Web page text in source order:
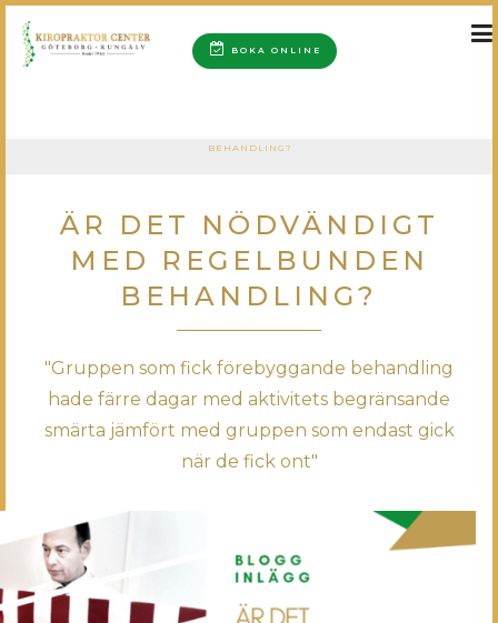
BOKA ONLINE
BEHANDLING?
ÄR DET NÖDVÄNDIGT
MED REGELBUNDEN
BEHANDLING?
"Gruppen som fick förebyggande behandling
hade färre dagar med aktivitets begränsande
smärta jämfört med gruppen som endast gick
när de fick ont"